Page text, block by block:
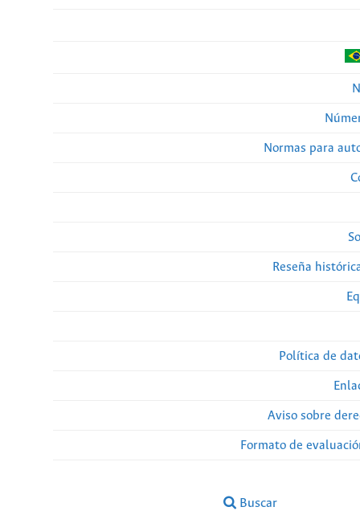
Normas para
Reseña
Política de
Aviso sobre
Formato de
Buscar